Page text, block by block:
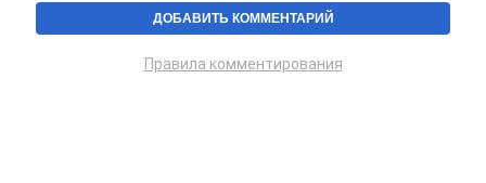
Правила комментирования